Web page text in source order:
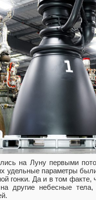
на Луну первыми
удельные параметры
гонки. Да и в том факте,
другие небесные